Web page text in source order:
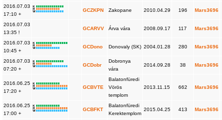
2016.07.03
17:10 +
K
R
W
GCZKPN Zakopane 2010.04.29 196 Mars3696
2016.07.03
13:35 !
GCARVV Árva vára 2008.09.17 117 Mars3696
2016.07.03
10:45 +
K
R
W
GCDono Donovaly (SK) 2004.01.28 280 Mars3696
2016.07.03
07:20 +
K
R
W
GCDobr
Dobronya
vára
2014.09.28 38 Mars3696
2016.06.25
17:20 +
K
R
W
GCBVTE
Balatonfüredi
Vörös
templom
2013.11.15 662 Mars3696
2016.06.25
17:00 +
K
R
W
GCBFKT
Balatonfüredi
Kerektemplom
2015.04.25 413 Mars3696